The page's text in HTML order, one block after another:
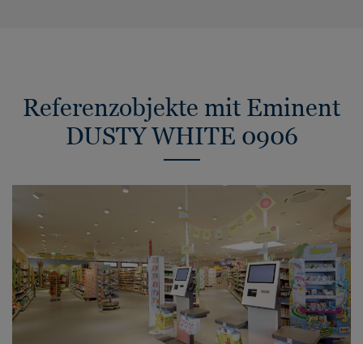
Referenzobjekte mit Eminent
DUSTY WHITE 0906